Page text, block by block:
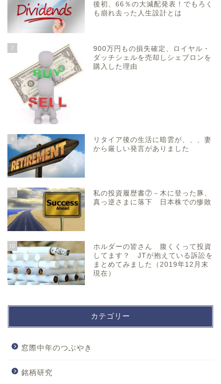
後初、66％の大減配発表！でもろく
も崩れ去った人生設計とは
7
900万円もの損失確定、ロイヤル・
ダッチシェルを売却しシェブロンを
購入した理由
8
リタイア後の生活に暗雲が、、、妻
から厳しい発言がありました
9
私の投資履歴書⑦－木に登った豚、
真っ逆さまに落下 日本株での惨敗
10
ホルダーの皆さん 腹くくって投資
してます？ JTが抱えている訴訟を
まとめてみました（2019年12月末
現在）
カテゴリー
窓際中年のつぶやき
銘柄研究